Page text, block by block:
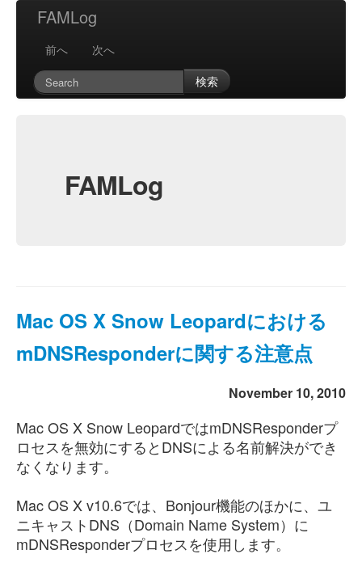
FAMLog
前へ
次へ
検索
FAMLog
Mac OS X Snow Leopardにおける
mDNSResponderに関する注意点
November 10, 2010
Mac OS X Snow LeopardではmDNSResponderプ
ロセスを無効にするとDNSによる名前解決ができ
なくなります。
Mac OS X v10.6では、Bonjour機能のほかに、ユ
ニキャストDNS（Domain Name System）に
mDNSResponderプロセスを使用します。